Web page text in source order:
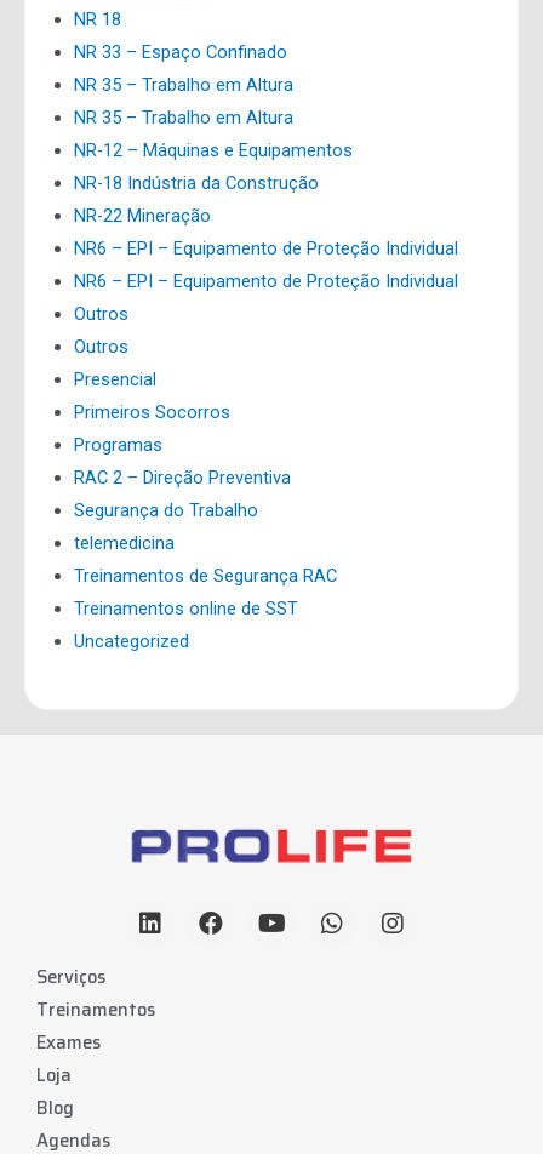
NR 18
NR 33 – Espaço Confinado
NR 35 – Trabalho em Altura
NR 35 – Trabalho em Altura
NR-12 – Máquinas e Equipamentos
NR-18 Indústria da Construção
NR-22 Mineração
NR6 – EPI – Equipamento de Proteção Individual
NR6 – EPI – Equipamento de Proteção Individual
Outros
Outros
Presencial
Primeiros Socorros
Programas
RAC 2 – Direção Preventiva
Segurança do Trabalho
telemedicina
Treinamentos de Segurança RAC
Treinamentos online de SST
Uncategorized
Serviços
Treinamentos
Exames
Loja
Blog
Agendas